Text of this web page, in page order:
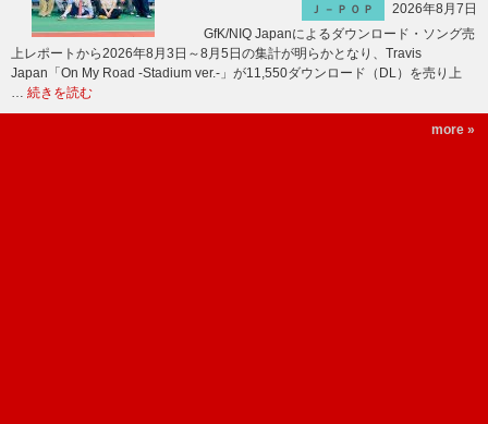
Ｊ－ＰＯＰ
2026年8月7日
GfK/NIQ Japanによるダウンロード・ソング売
上レポートから2026年8月3日～8月5日の集計が明らかとなり、Travis
Japan「On My Road -Stadium ver.-」が11,550ダウンロード（DL）を売り上
… 続きを読む
more »